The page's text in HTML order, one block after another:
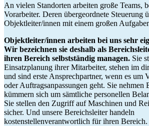
An vielen Standorten arbeiten große Teams,
Vorarbeiter. Deren übergeordnete Steuerung
Objektleiter/innen mit einem großen
Objektleiter/innen arbeiten bei uns sehr
Wir bezeichnen sie deshalb als
ihren Bereich selbstständig managen. Sie
Einsatzplanung ihrer Mitarbeiter, stehen im
und sind erste Ansprechpartner, wenn es um
oder Auftragsanpassungen geht. Sie nehmen
kümmern sich um sämtliche personellen
Sie stellen den Zugriff auf Maschinen und
sicher. Und unsere Bereichsleiter handeln
kostenstellenverantwortlich für ihren Bereich.